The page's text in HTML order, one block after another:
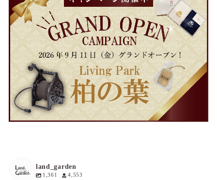
land_garden
1,361 4,553